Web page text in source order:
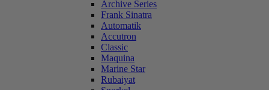
Archive Series
Frank Sinatra
Automatik
Accutron
Classic
Maquina
Marine Star
Rubaiyat